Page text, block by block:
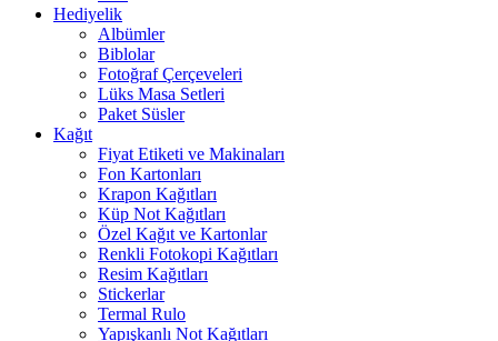
Hediyelik
Albümler
Biblolar
Fotoğraf Çerçeveleri
Lüks Masa Setleri
Paket Süsler
Kağıt
Fiyat Etiketi ve Makinaları
Fon Kartonları
Krapon Kağıtları
Küp Not Kağıtları
Özel Kağıt ve Kartonlar
Renkli Fotokopi Kağıtları
Resim Kağıtları
Stickerlar
Termal Rulo
Yapışkanlı Not Kağıtları